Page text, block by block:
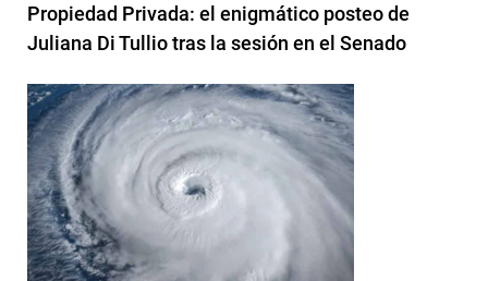
Propiedad Privada: el enigmático posteo de
Juliana Di Tullio tras la sesión en el Senado